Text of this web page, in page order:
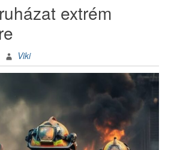
extrém
Viki